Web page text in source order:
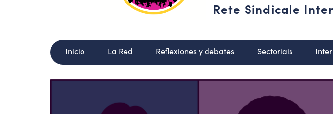
Rete Sindicale
Inicio La Red Reflexiones y debates Sectoriais